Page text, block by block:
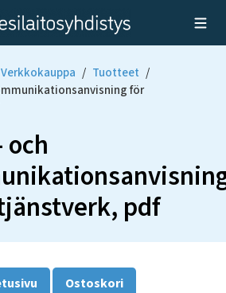
Verkkokauppa / Tuotteet /
för
pdf
Ostoskori